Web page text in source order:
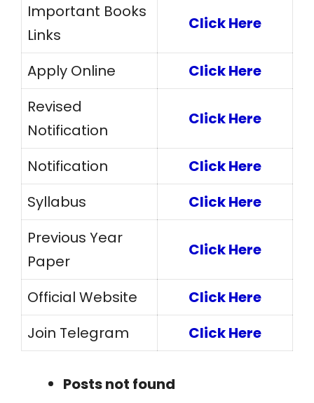
Important Books
Links
Click Here
Apply Online
Click Here
Revised
Notification
Click Here
Notification
Click Here
Syllabus
Click Here
Previous Year
Paper
Click Here
Official Website
Click Here
Join Telegram
Click Here
Posts not found